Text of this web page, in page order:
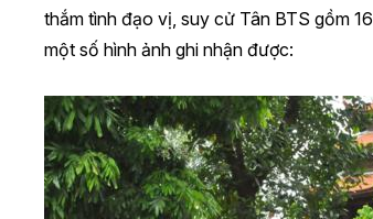
thắm tình đạo vị, suy cử Tân BTS gồm
một số hình ảnh ghi nhận được: